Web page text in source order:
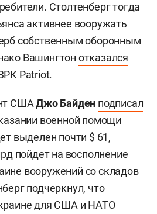
Столтенберг тогда
активнее вооружать
собственным оборонным
Вашингтон отказался
Patriot.
СШАДжо Байден подписал
военной помощи
выделен почти $ 61,
пойдет на восполнение
вооружений со складов
подчеркнул, что
для США и НАТО